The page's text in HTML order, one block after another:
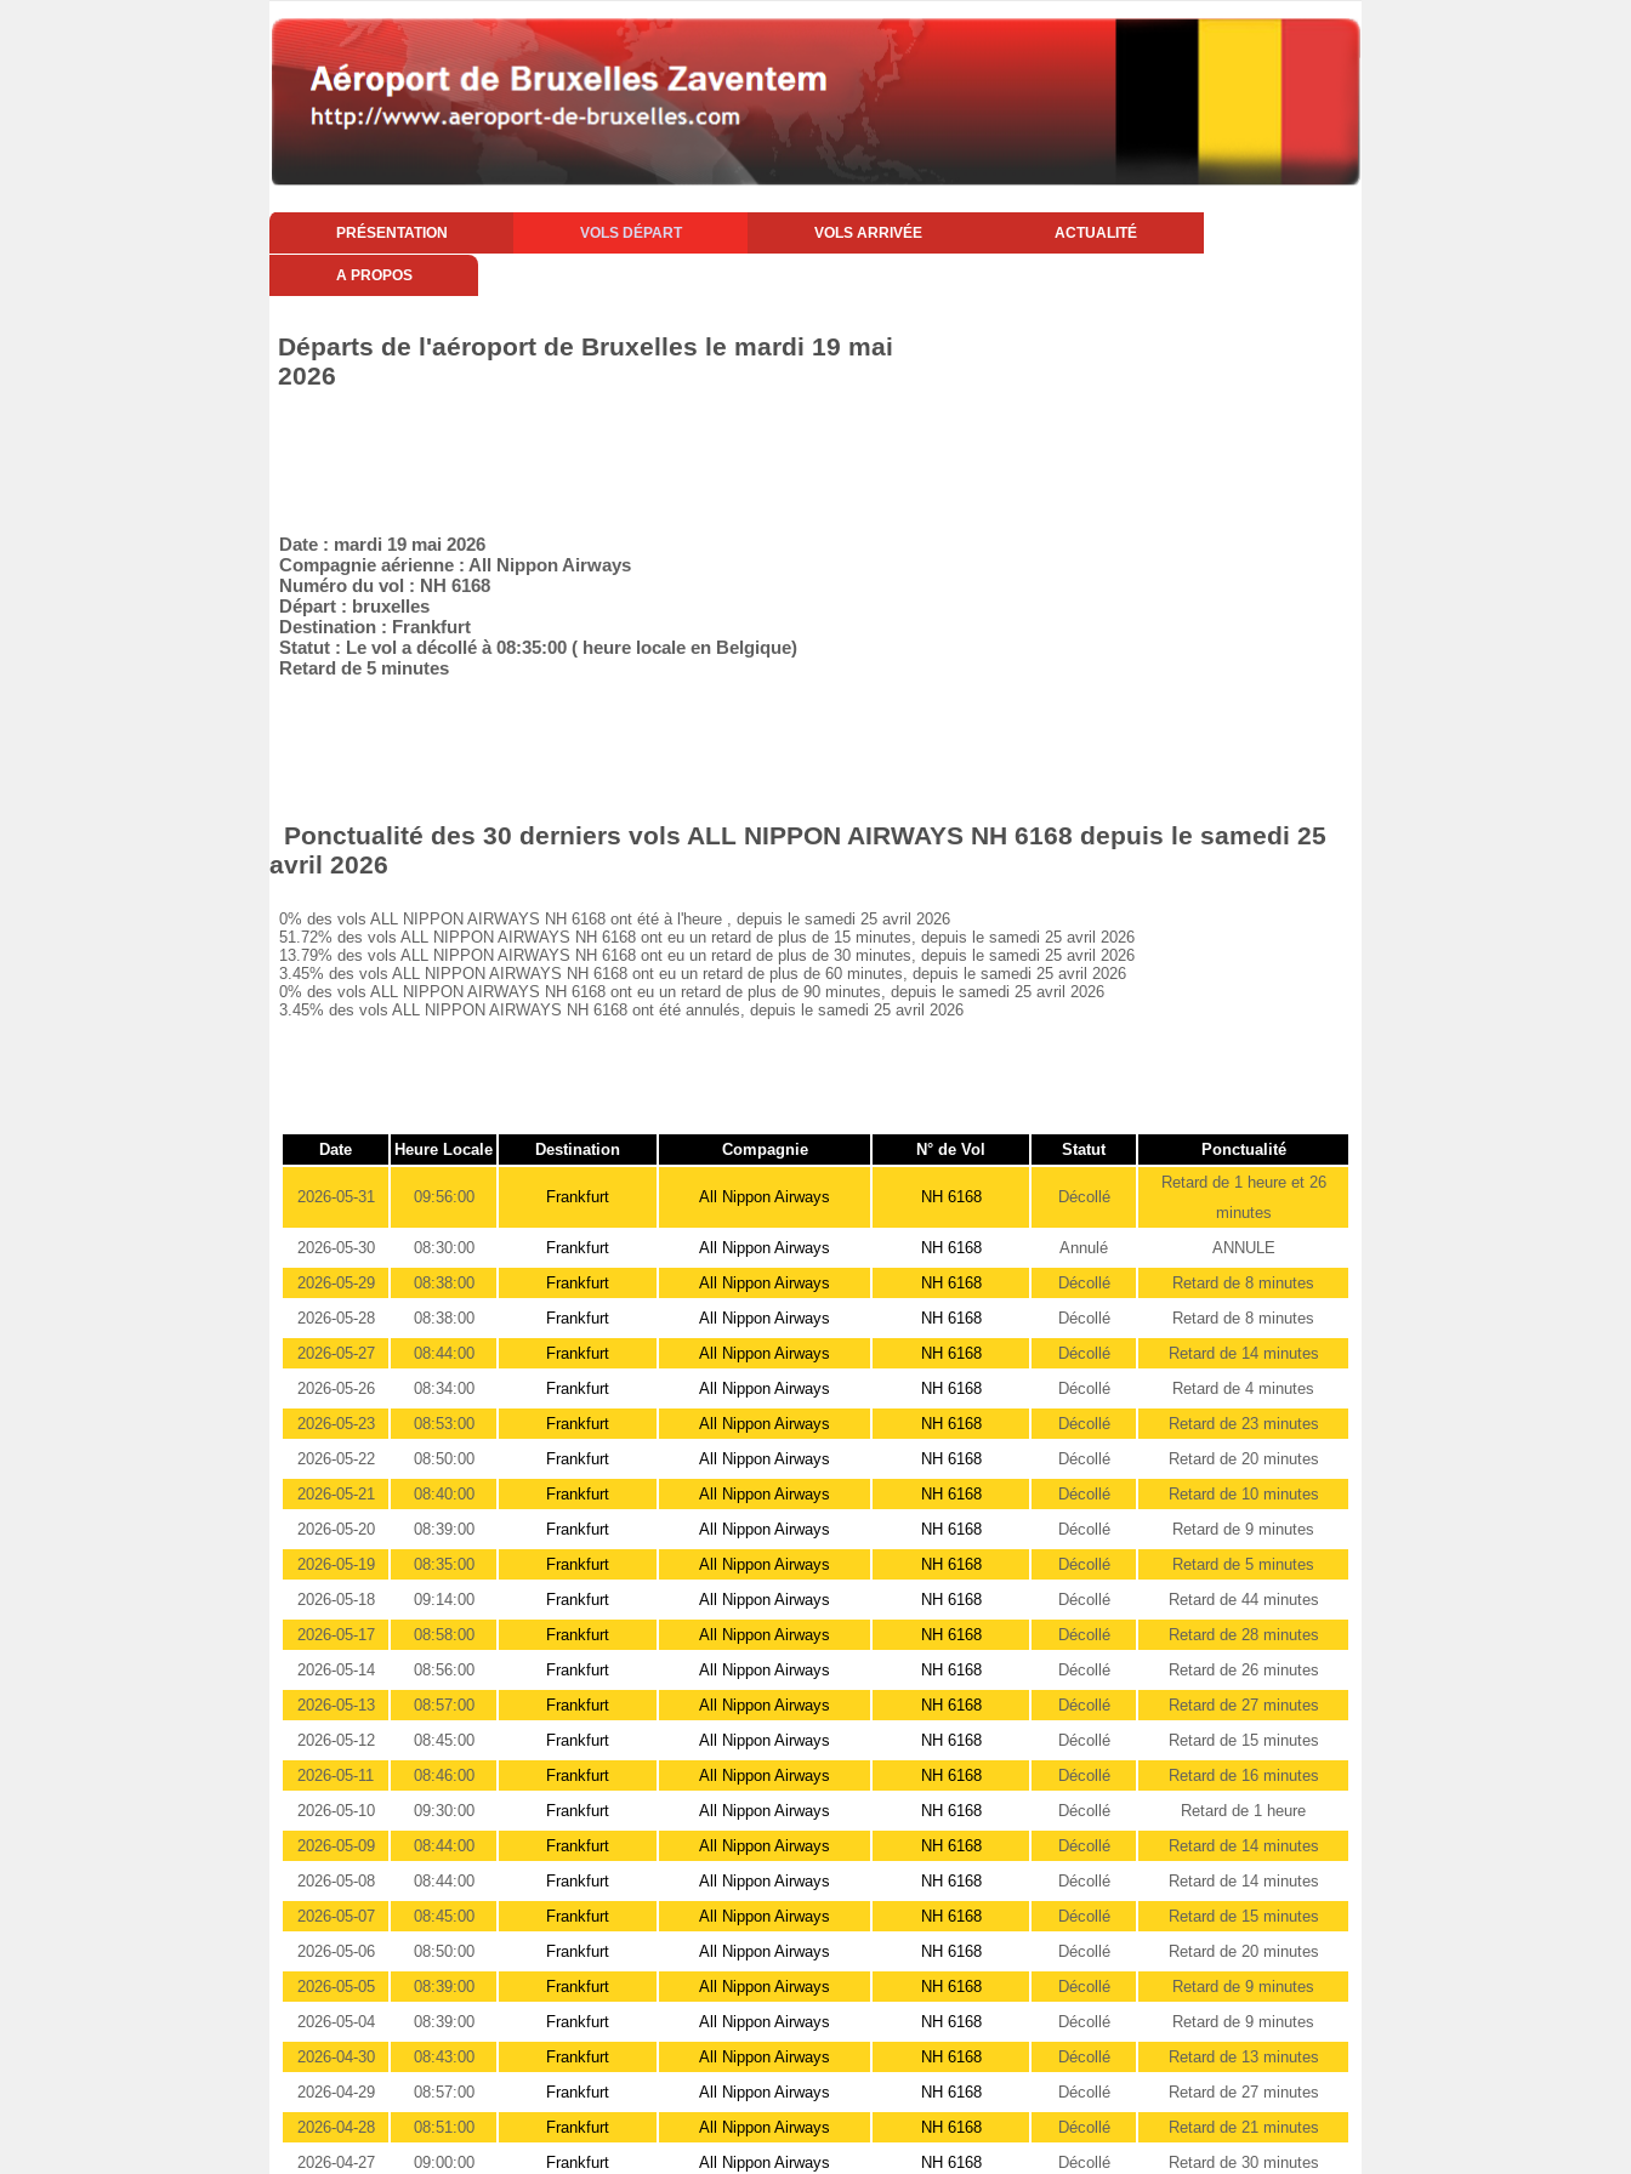
PRÉSENTATION VOLS DÉPART VOLS ARRIVÉE ACTUALITÉ
A PROPOS
Départs de l'aéroport de Bruxelles le mardi 19 mai
2026
Date : mardi 19 mai 2026
Compagnie aérienne : All Nippon Airways
Numéro du vol : NH 6168
Départ : bruxelles
Destination : Frankfurt
Statut : Le vol a décollé à 08:35:00 ( heure locale en Belgique)
Retard de 5 minutes
Ponctualité des 30 derniers vols ALL NIPPON AIRWAYS NH 6168 depuis le samedi 25
avril 2026
0% des vols ALL NIPPON AIRWAYS NH 6168 ont été à l'heure , depuis le samedi 25 avril 2026
51.72% des vols ALL NIPPON AIRWAYS NH 6168 ont eu un retard de plus de 15 minutes, depuis le samedi 25 avril 2026
13.79% des vols ALL NIPPON AIRWAYS NH 6168 ont eu un retard de plus de 30 minutes, depuis le samedi 25 avril 2026
3.45% des vols ALL NIPPON AIRWAYS NH 6168 ont eu un retard de plus de 60 minutes, depuis le samedi 25 avril 2026
0% des vols ALL NIPPON AIRWAYS NH 6168 ont eu un retard de plus de 90 minutes, depuis le samedi 25 avril 2026
3.45% des vols ALL NIPPON AIRWAYS NH 6168 ont été annulés, depuis le samedi 25 avril 2026
Date Heure Locale Destination Compagnie N° de Vol Statut Ponctualité
2026-05-31 09:56:00 Frankfurt All Nippon Airways NH 6168 Décollé
Retard de 1 heure et 26
minutes
2026-05-30
08:30:00 Frankfurt All Nippon Airways NH 6168 Annulé
ANNULE
2026-05-29
08:38:00 Frankfurt All Nippon Airways NH 6168 Décollé
Retard de 8 minutes
2026-05-28
08:38:00 Frankfurt All Nippon Airways NH 6168 Décollé
Retard de 8 minutes
2026-05-27
08:44:00 Frankfurt All Nippon Airways NH 6168 Décollé
Retard de 14 minutes
2026-05-26
08:34:00 Frankfurt All Nippon Airways NH 6168 Décollé
Retard de 4 minutes
2026-05-23
08:53:00 Frankfurt All Nippon Airways NH 6168 Décollé
Retard de 23 minutes
2026-05-22
08:50:00 Frankfurt All Nippon Airways NH 6168 Décollé
Retard de 20 minutes
2026-05-21
08:40:00 Frankfurt All Nippon Airways NH 6168 Décollé
Retard de 10 minutes
2026-05-20
08:39:00 Frankfurt All Nippon Airways NH 6168 Décollé
Retard de 9 minutes
2026-05-19
08:35:00 Frankfurt All Nippon Airways NH 6168 Décollé
Retard de 5 minutes
2026-05-18
09:14:00 Frankfurt All Nippon Airways NH 6168 Décollé
Retard de 44 minutes
2026-05-17
08:58:00 Frankfurt All Nippon Airways NH 6168 Décollé
Retard de 28 minutes
2026-05-14
08:56:00 Frankfurt All Nippon Airways NH 6168 Décollé
Retard de 26 minutes
2026-05-13
08:57:00 Frankfurt All Nippon Airways NH 6168 Décollé
Retard de 27 minutes
2026-05-12
08:45:00 Frankfurt All Nippon Airways NH 6168 Décollé
Retard de 15 minutes
2026-05-11
08:46:00 Frankfurt All Nippon Airways NH 6168 Décollé
Retard de 16 minutes
2026-05-10
09:30:00 Frankfurt All Nippon Airways NH 6168 Décollé
Retard de 1 heure
2026-05-09
08:44:00 Frankfurt All Nippon Airways NH 6168 Décollé
Retard de 14 minutes
2026-05-08
08:44:00 Frankfurt All Nippon Airways NH 6168 Décollé
Retard de 14 minutes
2026-05-07
08:45:00 Frankfurt All Nippon Airways NH 6168 Décollé
Retard de 15 minutes
2026-05-06
08:50:00 Frankfurt All Nippon Airways NH 6168 Décollé
Retard de 20 minutes
2026-05-05
08:39:00 Frankfurt All Nippon Airways NH 6168 Décollé
Retard de 9 minutes
2026-05-04
08:39:00 Frankfurt All Nippon Airways NH 6168 Décollé
Retard de 9 minutes
2026-04-30
08:43:00 Frankfurt All Nippon Airways NH 6168 Décollé
Retard de 13 minutes
2026-04-29
08:57:00 Frankfurt All Nippon Airways NH 6168 Décollé
Retard de 27 minutes
2026-04-28
08:51:00 Frankfurt All Nippon Airways NH 6168 Décollé
Retard de 21 minutes
2026-04-27
09:00:00 Frankfurt All Nippon Airways NH 6168 Décollé Retard de 30 minutes